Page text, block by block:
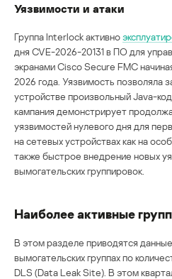
Уязвимости и атаки
Группа Interlock активно
дня CVE-2026-20131 в ПО для
экранами Cisco Secure FMC
2026 года. Уязвимость позволяла
устройстве произвольный Java-
кампания демонстрирует
уязвимостей нулевого дня для
на сетевых устройствах как на
также быстрое внедрение новых
вымогательских группировок.
Наиболее активные
В этом разделе приводятся
вымогательских группах по
DLS (Data Leak Site). В этом